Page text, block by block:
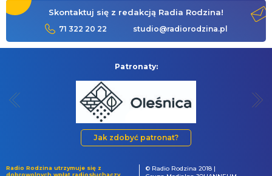
Skontaktuj się z redakcją Radia Rodzina!
71 322 20 22 studio@radiorodzina.pl
Patronaty:
Jak zdobyć patronat?
Radio Rodzina utrzymuje się z
dobrowolnych wpłat radiosłuchaczy.
© Radio Rodzina 2018 |